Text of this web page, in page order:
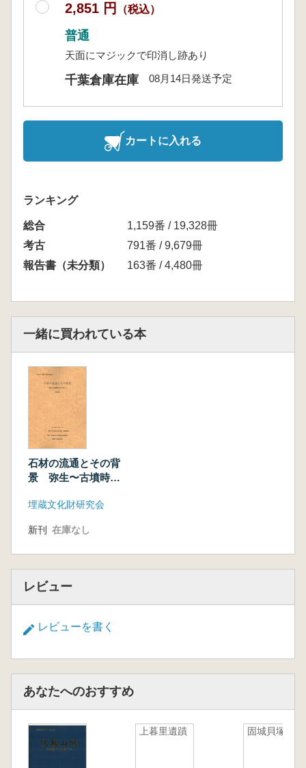
2,851 円 （税込）
普通
天面にマジックで印消し跡あり
千葉倉庫在庫 08月14日発送予定
カートに入れる
ランキング
総合
1,159番 / 19,328冊
考古
791番 / 9,679冊
報告書（未分類）
163番 / 4,480冊
一緒に買われている本
石材の流通とその背
景 弥生〜古墳時代
集
埋蔵文化財研究会
新刊 在庫なし
レビュー
レビューを書く
あなたへのおすすめ
上暮里遺蹟 固城貝塚